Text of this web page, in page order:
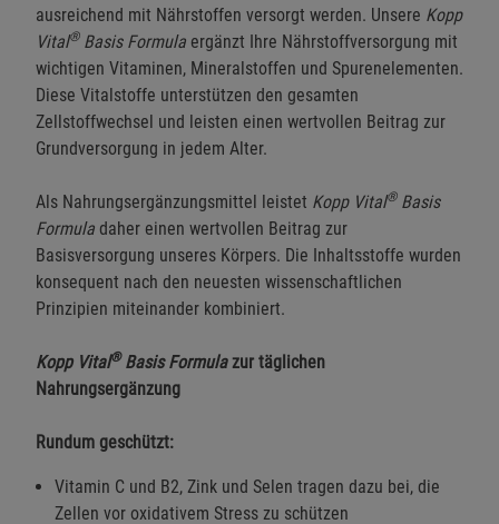
ausreichend mit Nährstoffen versorgt werden. Unsere Kopp
Vital®Basis Formula ergänzt Ihre Nährstoffversorgung mit
wichtigen Vitaminen, Mineralstoffen und Spurenelementen.
Diese Vitalstoffe unterstützen den gesamten
Zellstoffwechsel und leisten einen wertvollen Beitrag zur
Grundversorgung in jedem Alter.
Als Nahrungsergänzungsmittel leistet Kopp Vital®Basis
Formula daher einen wertvollen Beitrag zur
Basisversorgung unseres Körpers. Die Inhaltsstoffe wurden
konsequent nach den neuesten wissenschaftlichen
Prinzipien miteinander kombiniert.
Kopp Vital®Basis Formulazur täglichen
Nahrungsergänzung
Rundum geschützt:
Vitamin C und B2, Zink und Selen tragen dazu bei, die
Zellen vor oxidativem Stress zu schützen